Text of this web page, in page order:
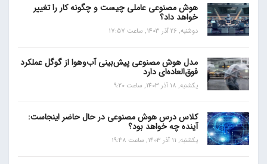
هوش مصنوعی عاملی چیست و چگونه کار را تغییر
خواهد داد؟
دوشنبه, 26 آذر 1403, ساعت 17:57
مدل هوش مصنوعی پیش‌بینی آب‌و‌هوا از گوگل عملکرد
فوق‌العاده‌ای دارد
یکشنبه, 18 آذر 1403, ساعت 9:20
کلاس درس هوش مصنوعی در حال حاضر اینجاست:
آینده چه خواهد بود؟
یکشنبه, 11 آذر 1403, ساعت 19:48